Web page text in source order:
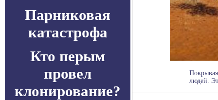
Парниковая
катастрофа
Кто перым
провел
клонирование?
людей.